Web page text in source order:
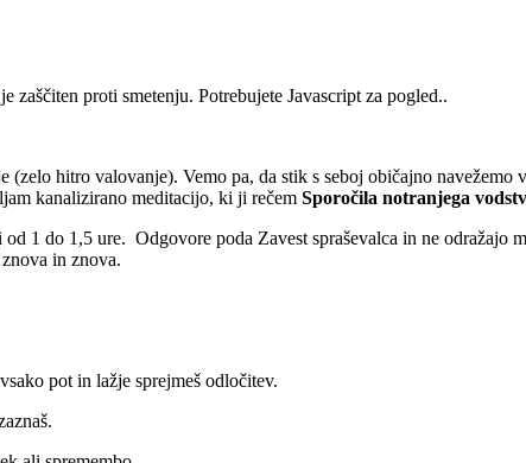
zaščiten proti smetenju. Potrebujete Javascript za pogled..
hitro valovanje). Vemo pa, da stik s seboj običajno
kanalizirano meditacijo, ki ji rečem Sporočila notranjega
1 do 1,5 ure. Odgovore poda Zavest spraševalca in ne odražajo
in znova.
pot in lažje sprejmeš odločitev.